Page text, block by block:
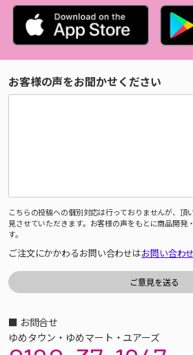
お客様の声をお聞かせください
こちらの投稿への個別対応は行っておりませんが、頂
見させていただきます。お客様の声をもとに商品開発
す。
ご注文にかかわるお問い合わせはお問い合わ
■ お問合せ
ゆめタウン・ゆめマート・ユアーズ